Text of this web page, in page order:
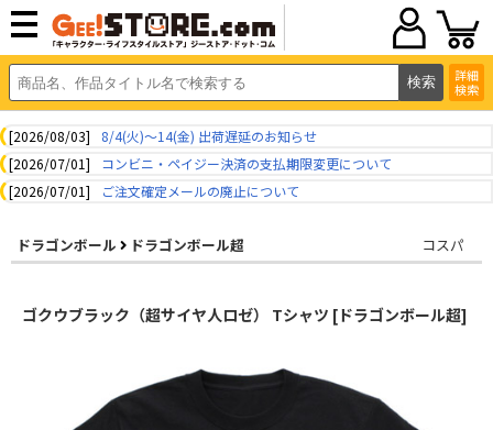
詳細
検索
[2026/08/03]
8/4(火)～14(金) 出荷遅延のお知らせ
[2026/07/01]
コンビニ・ペイジー決済の支払期限変更について
[2026/07/01]
ご注文確定メールの廃止について
ドラゴンボール ドラゴンボール超 コスパ
ゴクウブラック（超サイヤ人ロゼ） Tシャツ [ドラゴンボール超]